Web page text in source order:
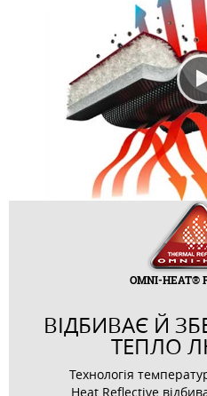
OMNI-HEAT®
ВІДБИВАЄ Й
ТЕПЛО
Технологія
Heat Reflective